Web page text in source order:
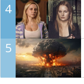
4
5